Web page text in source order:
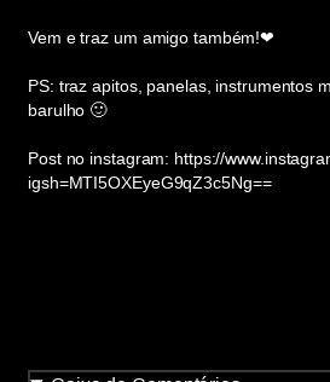
Vem e traz um amigo também!❤
PS: traz apitos, panelas, instrumentos
barulho 🙂
Post no instagram: https://
igsh=MTI5OXEyeG9qZ3c5Ng==